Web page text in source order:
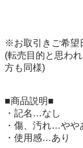
※お取引きご希望
(転売目的と思わ
方も同様)
■商品説明■
・記名…なし
・傷、汚れ…やや
・使用感…あり